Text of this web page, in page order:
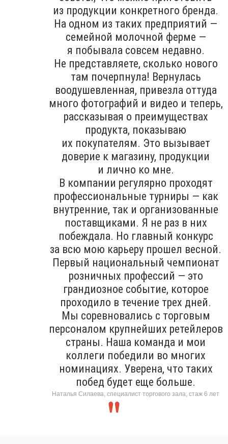
из продукции конкретного бренда.
На одном из таких предприятий —
семейной молочной ферме —
я побывала совсем недавно.
Не представляете, сколько нового
там почерпнула! Вернулась
воодушевленная, привезла оттуда
много фотографий и видео и теперь,
рассказывая о преимуществах
продукта, показываю
их покупателям. Это вызывает
доверие к магазину, продукции
и лично ко мне.
В компании регулярно проходят
профессиональные турниры — как
внутренние, так и организованные
поставщиками. Я не раз в них
побеждала. Но главный конкурс
за всю мою карьеру прошел весной.
Первый национальный чемпионат
розничных профессий — это
грандиозное событие, которое
проходило в течение трех дней.
Мы соревновались с торговым
персоналом крупнейших ретейлеров
страны. Наша команда и мои
коллеги победили во многих
номинациях. Уверена, что таких
побед будет еще больше.
Наталья Силаева, специалист торгового зала, стаж 6 лет